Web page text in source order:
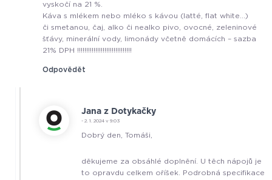
vyskočí na 21 %.
Káva s mlékem nebo mléko s kávou (latté, flat white…)
či smetanou, čaj, alko či nealko pivo, ovocné, zeleninové
šťávy, minerální vody, limonády včetně domácích – sazba
21% DPH !!!!!!!!!!!!!!!!!!!!!!!!!!!!!!
Odpovědět
Jana z Dotykačky
- 2. 1. 2024 v 9:03
Dobrý den, Tomáši,
děkujeme za obsáhlé doplnění. U těch nápojů je
to opravdu celkem oříšek. Podrobná specifikace